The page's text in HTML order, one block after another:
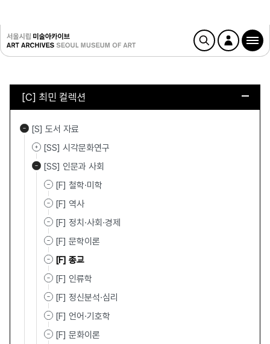
[C] 최민 컬렉션
[S] 도서 자료
[SS] 시각문화연구
[SS] 인문과 사회
[F] 철학·미학
[F] 역사
[F] 정치·사회·경제
[F] 문학이론
[F] 종교
[F] 인류학
[F] 정신분석·심리
[F] 언어·기호학
[F] 문화이론